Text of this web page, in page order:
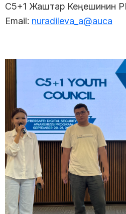
C5+1 Жаштар Кеңешинин
Email: nuradileva_a@auca